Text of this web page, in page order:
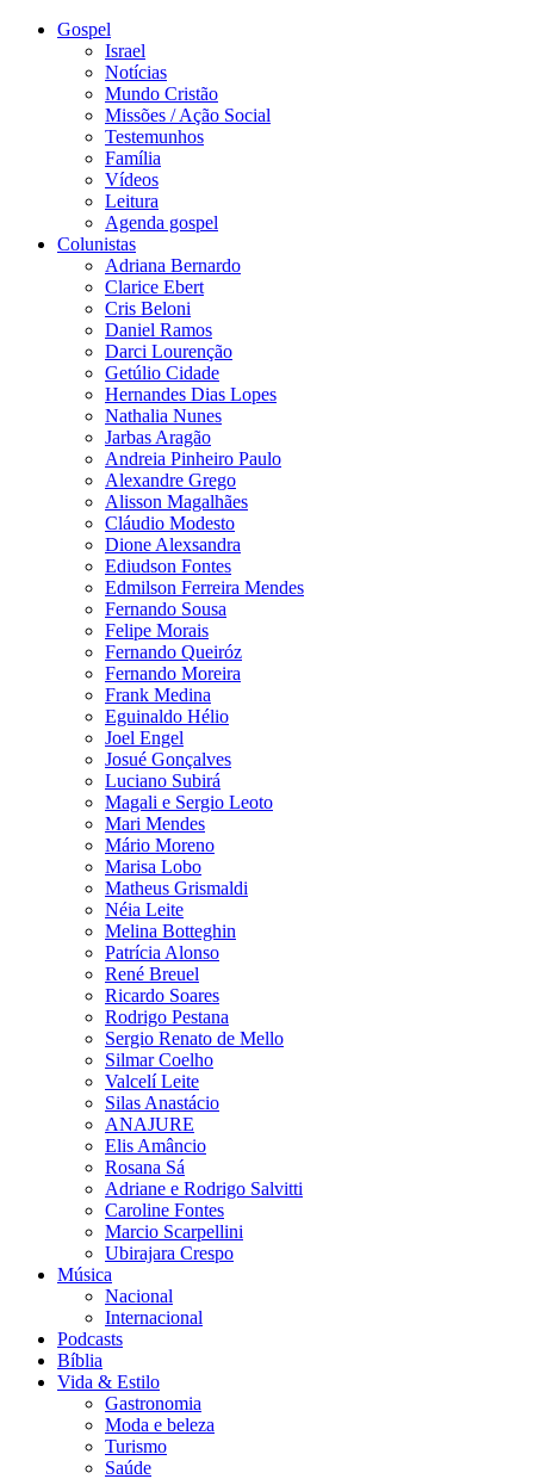
Gospel
Israel
Notícias
Mundo Cristão
Missões / Ação Social
Testemunhos
Família
Vídeos
Leitura
Agenda gospel
Colunistas
Adriana Bernardo
Clarice Ebert
Cris Beloni
Daniel Ramos
Darci Lourenção
Getúlio Cidade
Hernandes Dias Lopes
Nathalia Nunes
Jarbas Aragão
Andreia Pinheiro Paulo
Alexandre Grego
Alisson Magalhães
Cláudio Modesto
Dione Alexsandra
Ediudson Fontes
Edmilson Ferreira Mendes
Fernando Sousa
Felipe Morais
Fernando Queiróz
Fernando Moreira
Frank Medina
Eguinaldo Hélio
Joel Engel
Josué Gonçalves
Luciano Subirá
Magali e Sergio Leoto
Mari Mendes
Mário Moreno
Marisa Lobo
Matheus Grismaldi
Néia Leite
Melina Botteghin
Patrícia Alonso
René Breuel
Ricardo Soares
Rodrigo Pestana
Sergio Renato de Mello
Silmar Coelho
Valcelí Leite
Silas Anastácio
ANAJURE
Elis Amâncio
Rosana Sá
Adriane e Rodrigo Salvitti
Caroline Fontes
Marcio Scarpellini
Ubirajara Crespo
Música
Nacional
Internacional
Podcasts
Bíblia
Vida & Estilo
Gastronomia
Moda e beleza
Turismo
Saúde